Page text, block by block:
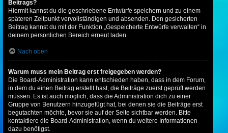
Beitrags?
Hiermit kannst du die geschriebene Entwürfe speichern und zu einem
späteren Zeitpunkt vervollständigen und absenden. Den gesicherten
Beitrag kannst du mit der Funktion „Gespeicherte Entwürfe verwalten“ in
deinem persönlichen Bereich erneut laden.
Nach oben
Warum muss mein Beitrag erst freigegeben werden?
Die Board-Administration kann entschieden haben, dass in dem Forum,
in dem du einen Beitrag erstellt hast, die Beiträge zuerst geprüft werden
müssen. Es ist auch möglich, dass die Administration dich zu einer
Gruppe von Benutzern hinzugefügt hat, bei denen sie die Beiträge erst
begutachten möchte, bevor sie auf der Seite sichtbar werden. Bitte
kontaktiere die Board-Administration, wenn du weitere Informationen
dazu benötigst.